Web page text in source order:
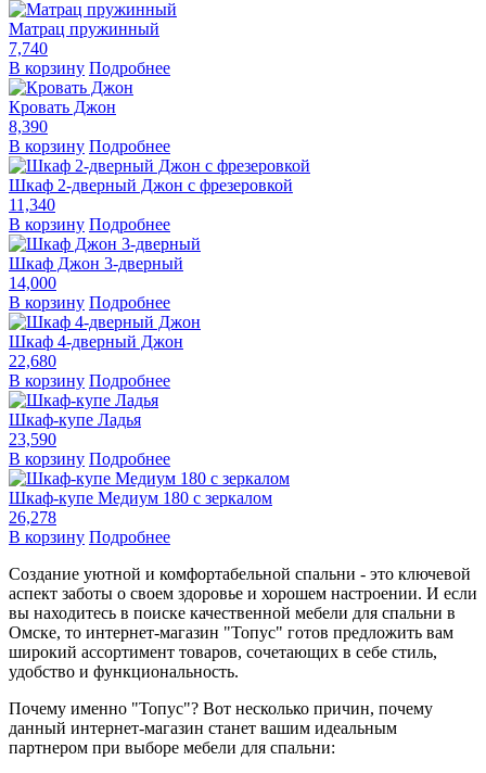
Матрац пружинный
7,740
В корзину Подробнее
Кровать Джон
8,390
В корзину Подробнее
Шкаф 2-дверный Джон с фрезеровкой
11,340
В корзину Подробнее
Шкаф Джон 3-дверный
14,000
В корзину Подробнее
Шкаф 4-дверный Джон
22,680
В корзину Подробнее
Шкаф-купе Ладья
23,590
В корзину Подробнее
Шкаф-купе Медиум 180 с зеркалом
26,278
В корзину Подробнее
Создание уютной и комфортабельной спальни - это ключевой
аспект заботы о своем здоровье и хорошем настроении. И если
вы находитесь в поиске качественной мебели для спальни в
Омске, то интернет-магазин "Топус" готов предложить вам
широкий ассортимент товаров, сочетающих в себе стиль,
удобство и функциональность.
Почему именно "Топус"? Вот несколько причин, почему
данный интернет-магазин станет вашим идеальным
партнером при выборе мебели для спальни: